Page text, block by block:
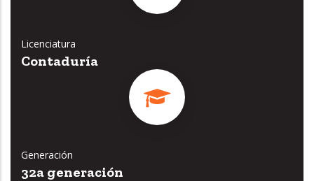
Licenciatura
Contaduría
Generación
32a generación